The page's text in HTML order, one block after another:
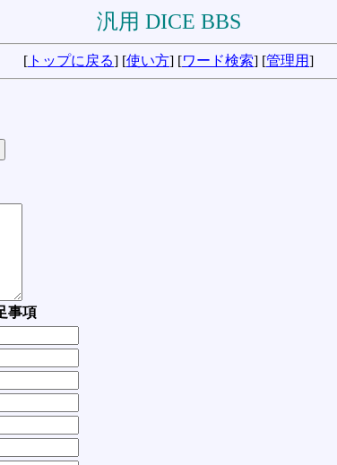
汎用 DICE BBS
[ トップに戻る] [使い方] [ワード検索] [管理用]
事項